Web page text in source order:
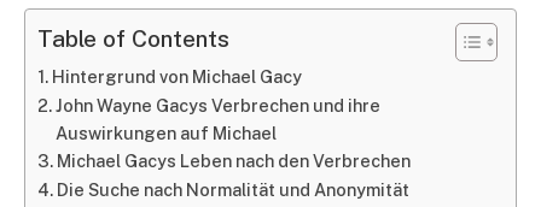
Table of Contents
Hintergrund von Michael Gacy
John Wayne Gacys Verbrechen und ihre
Auswirkungen auf Michael
Michael Gacys Leben nach den Verbrechen
Die Suche nach Normalität und Anonymität